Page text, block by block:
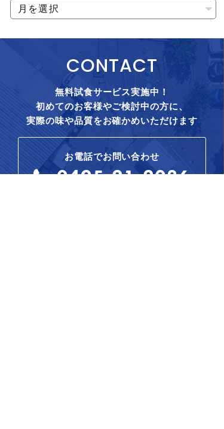
CONTACT
無料試食サービス実施中！
初めてのお客様やご検討中の方に、
実際の味や品質をお確かめいただけます
お電話でお問い合わせ
0495-21-2036